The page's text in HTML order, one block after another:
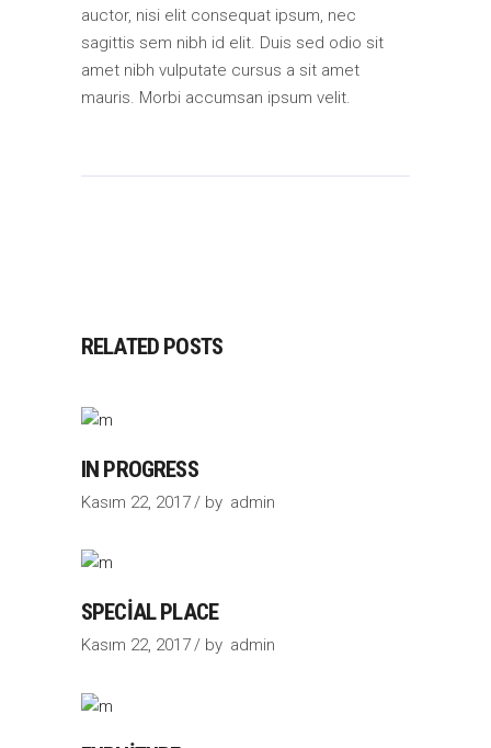
auctor, nisi elit consequat ipsum, nec
sagittis sem nibh id elit. Duis sed odio sit
amet nibh vulputate cursus a sit amet
mauris. Morbi accumsan ipsum velit.
RELATED POSTS
IN PROGRESS
Kasım 22, 2017 by admin
SPECIAL PLACE
Kasım 22, 2017 by admin